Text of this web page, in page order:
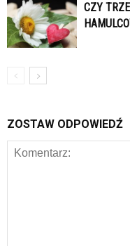
CZY
ZOSTAW ODPOWIEDŹ